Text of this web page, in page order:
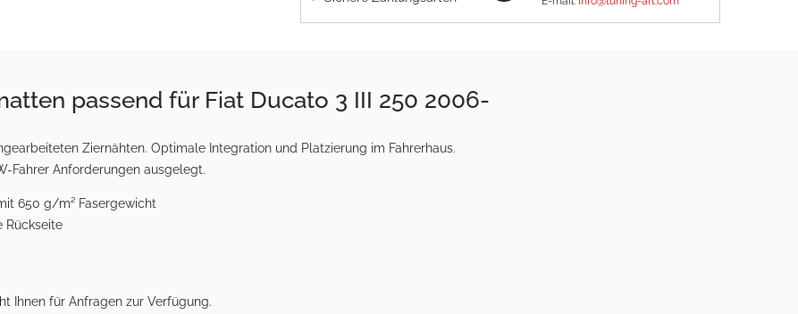
passend für Fiat Ducato 3 III 250 2006-
Ziernähten. Optimale Integration und Platzierung im Fahrerhaus.
Fahrer Anforderungen ausgelegt.
650 g/m² Fasergewicht
Rückseite
Ihnen für Anfragen zur Verfügung.